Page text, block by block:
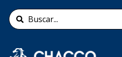
contenido
Search
...
Añade aquí tu texto de